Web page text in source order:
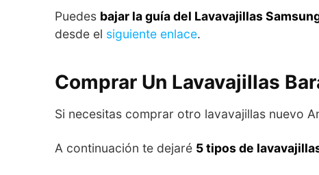
Puedes bajar la guía del Lavavajillas
desde el siguiente enlace.
Comprar Un Lavavajillas
Si necesitas comprar otro lavavajillas nuevo
A continuación te dejaré 5 tipos de